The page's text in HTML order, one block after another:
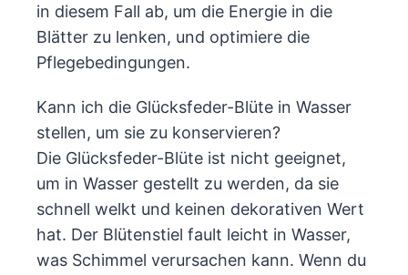
in diesem Fall ab, um die Energie in die
Blätter zu lenken, und optimiere die
Pflegebedingungen.
Kann ich die Glücksfeder-Blüte in Wasser
stellen, um sie zu konservieren?
Die Glücksfeder-Blüte ist nicht geeignet,
um in Wasser gestellt zu werden, da sie
schnell welkt und keinen dekorativen Wert
hat. Der Blütenstiel fault leicht in Wasser,
was Schimmel verursachen kann. Wenn du